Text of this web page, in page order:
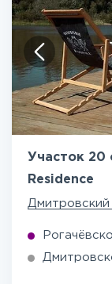
Участок 20
Residence
Дмитровский